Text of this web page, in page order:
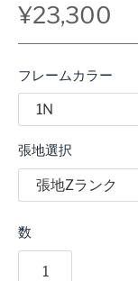
¥23,300
フレームカラー
張地選択
数